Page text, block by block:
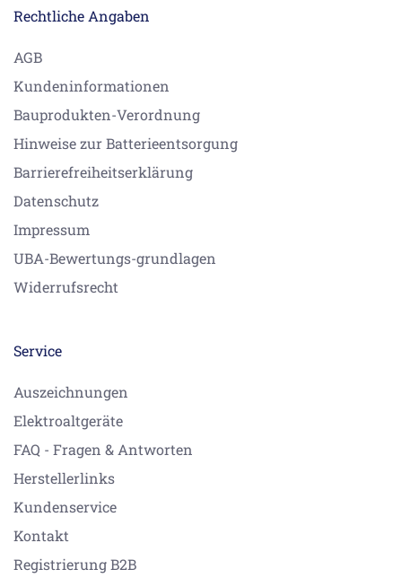
Rechtliche Angaben
AGB
Kundeninformationen
Bauprodukten-Verordnung
Hinweise zur Batterieentsorgung
Barrierefreiheitserklärung
Datenschutz
Impressum
UBA-Bewertungs-grundlagen
Widerrufsrecht
Service
Auszeichnungen
Elektroaltgeräte
FAQ - Fragen & Antworten
Herstellerlinks
Kundenservice
Kontakt
Registrierung B2B